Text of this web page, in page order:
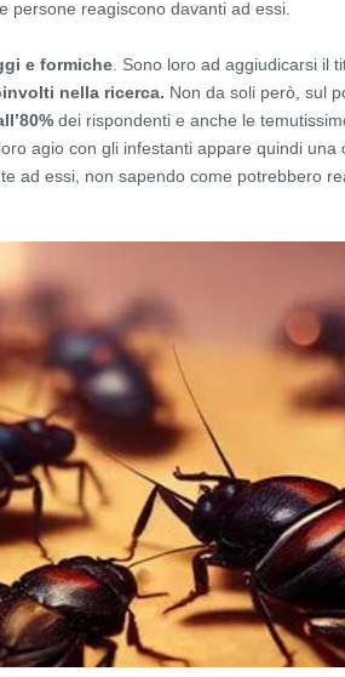
persone reagiscono davanti ad essi.
e formiche. Sono loro ad aggiudicarsi il
nella ricerca. Non da soli però, sul
dei rispondenti e anche le
agio con gli infestanti appare quindi
ad essi, non sapendo come potrebbero